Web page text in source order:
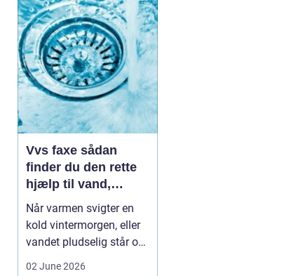
at finde nye kunder og
leverandører. Men v...
Vvs faxe sådan
finder du den rette
hjælp til vand,
varme og sanitet
Når varmen svigter en
kold vintermorgen, eller
vandet pludselig står op
02 June 2026